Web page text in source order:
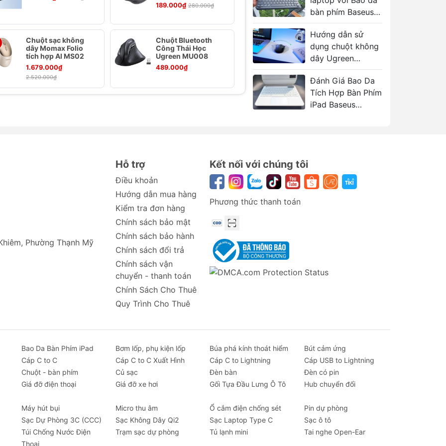
bàn phím Baseus
Brilliance
Hướng dẫn sử
dụng chuột không
dây Ugreen
MU006 Ergonomic
Silent Click
Đánh Giá Bao Da
Tích Hợp Bàn Phím
iPad Baseus
Series
việc mang theo và sử dụng hàng ngày.
và PC giúp bảo vệ iPad khỏi va đập, trầy xước và bụi bẩn.
định khi sử dụng trên các bề mặt khác nhau.
chỉnh góc nhìn khi xem phim hoặc làm việc.
và nút bấm được thiết kế chính xác.
Minimalist Series?
189.000₫ 280.000₫ 799.000₫ 1.200.000₫
Chuột sạc không
dây Momax Folio
tích hợp AI MS02
1.679.000₫
2.520.000₫
Chuột Bluetooth
Công Thái Học
Ugreen MU008
489.000₫
- 40%
Chuột Không Dây
VENTION KTB
Thiết Kế Đối Xứng
3 Nút, 1200DPI
169.000₫ 280.000₫
Phường Thạnh Mỹ
Hỗ trợ
Điều khoản
Hướng dẫn mua hàng
Kiểm tra đơn hàng
Chính sách bảo mật
Chính sách bảo hành
Chính sách đổi trả
Chính sách vận
chuyển - thanh toán
Chính Sách Cho Thuê
Quy Trình Cho Thuê
Kết nối với chúng tôi
Phương thức thanh toán
Bao Da Bàn Phím iPad Bơm lốp, phụ kiện lốp Búa phá kính thoát hiểm
Bút cảm ứng
Cáp C to C Cáp C to C Xuất Hình Cáp C to Lightning
Cáp USB to Lightning
Chuột - bàn phím Củ sạc Đèn bàn
Đèn có pin
Giá đỡ điện thoại Giá đỡ xe hơi Gối Tựa Đầu Lưng Ô Tô Hub chuyển đổi
Máy hút bụi Micro thu âm Ổ cắm điện chống sét
Pin dự phòng
Sạc Dự Phòng 3C (CCC) Sạc Không Dây Qi2 Sạc Laptop Type C
Sạc ô tô
Túi Chống Nước Điện
Thoại
Trạm sạc dự phòng Tủ lạnh mini Tai nghe Open-Ear